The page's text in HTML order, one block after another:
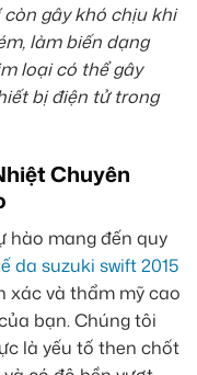
gây khó chịu khi
làm biến dạng
loại có thể gây
bị điện tử trong
Chuyên
hào mang đến quy
da suzuki swift 2015
xác và thẩm mỹ cao
bạn. Chúng tôi
là yếu tố then chốt